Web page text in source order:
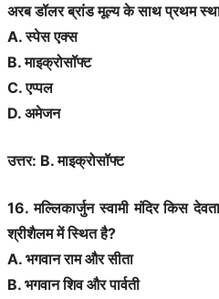
अरब डॉलर ब्रांड मूल्य के साथ प्रथम
A. स्पेस एक्स
B. माइक्रोसॉफ्ट
C. एप्पल
D. अमेजन
उत्तर: B. माइक्रोसॉफ्ट
16. मल्लिकार्जुन स्वामी मंदिर किस
श्रीशैलम में स्थित है?
A. भगवान राम और सीता
B. भगवान शिव और पार्वती